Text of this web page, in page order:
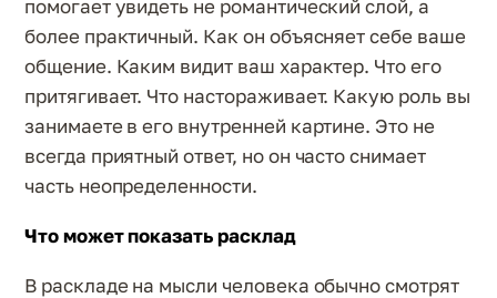
помогает увидеть не романтический слой, а
более практичный. Как он объясняет себе ваше
общение. Каким видит ваш характер. Что его
притягивает. Что настораживает. Какую роль вы
занимаете в его внутренней картине. Это не
всегда приятный ответ, но он часто снимает
часть неопределенности.
Что может показать расклад
В раскладе на мысли человека обычно смотрят